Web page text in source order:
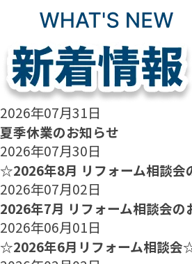
2026年07月31日
夏季休業のお知らせ
2026年07月30日
☆2026年8月 リフォーム相談
2026年07月02日
2026年7月 リフォーム相談会の
2026年06月01日
☆2026年6月リフォーム相談会